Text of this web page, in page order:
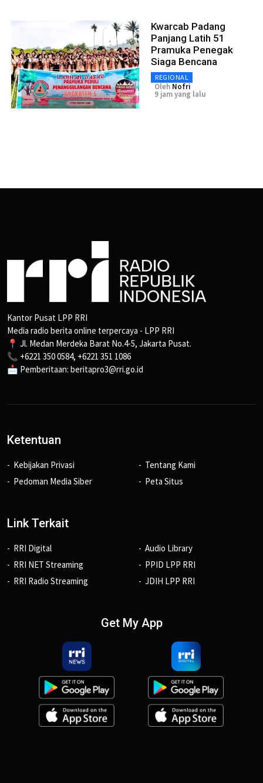
Kwarcab Padang
Panjang Latih 51
Pramuka Penegak
Siaga Bencana
REGIONAL
Oleh Nofri
9 jam yang lalu
Kantor Pusat LPP RRI
Media radio berita online terpercaya - LPP RRI
📍 Jl. Medan Merdeka Barat No.4-5, Jakarta Pusat.
📞 +6221 350 0584, +6221 351 1086
📩 Pemberitaan: beritapro3@rri.go.id
Ketentuan
Kebijakan Privasi
Pedoman Media Siber
Tentang Kami
Peta Situs
Link Terkait
RRI Digital
RRI NET Streaming
RRI Radio Streaming
Audio Library
PPID LPP RRI
JDIH LPP RRI
Get My App